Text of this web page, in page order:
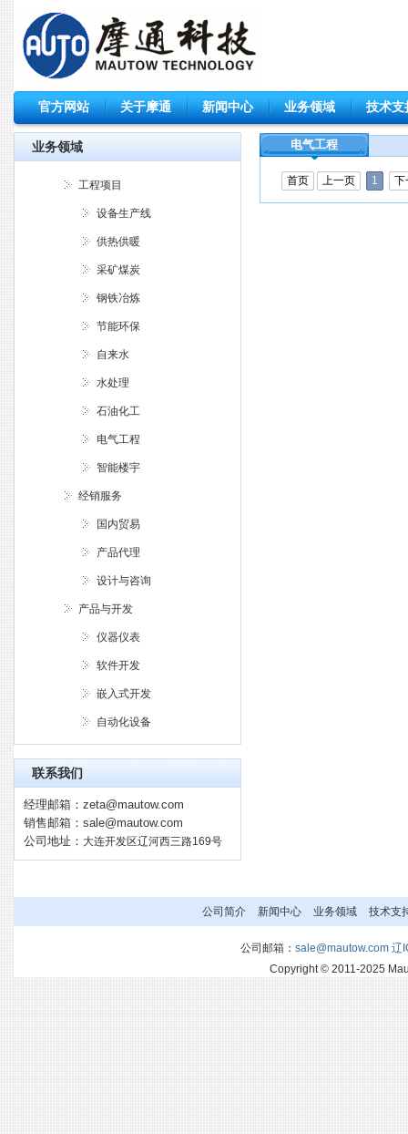
官方网站 关于摩通 新闻中心 业务领域 技术支
业务领域
工程项目
设备生产线
供热供暖
采矿煤炭
钢铁冶炼
节能环保
自来水
水处理
石油化工
电气工程
智能楼宇
经销服务
国内贸易
产品代理
设计与咨询
产品与开发
仪器仪表
软件开发
嵌入式开发
自动化设备
联系我们
经理邮箱： zeta@mautow.com
销售邮箱： sale@mautow.com
公司地址： 大连开发区辽河西三路169号
电气工程
首页 上一页 1 下
公司简介 新闻中心 业务领域 技术支
公司邮箱： sale@mautow.com 辽
Copyright © 2011-2025